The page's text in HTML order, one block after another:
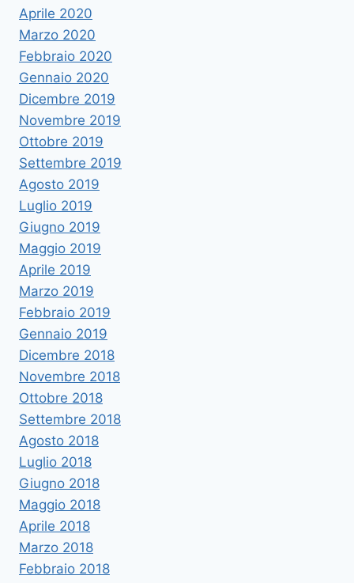
Aprile 2020
Marzo 2020
Febbraio 2020
Gennaio 2020
Dicembre 2019
Novembre 2019
Ottobre 2019
Settembre 2019
Agosto 2019
Luglio 2019
Giugno 2019
Maggio 2019
Aprile 2019
Marzo 2019
Febbraio 2019
Gennaio 2019
Dicembre 2018
Novembre 2018
Ottobre 2018
Settembre 2018
Agosto 2018
Luglio 2018
Giugno 2018
Maggio 2018
Aprile 2018
Marzo 2018
Febbraio 2018